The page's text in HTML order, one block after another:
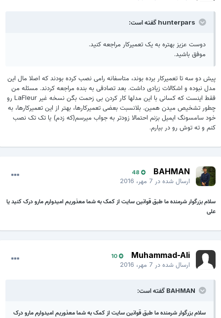
hunterpars گفته است:
دوست عزیز بهتره به یک تعمیرکار مراجعه کنید.
موفق باشید.
دو سه تا تعمیرکار برده بوند، متاسفانه رامی نصب کرده بودند که اصلا مال این
نبوده و اشکالات زیادی داشت. بعد تصادفی به بنده مراجعه کردند. مسئله من
فقط اینست که کسانی با این مدلها کار کردن بی زحمت بگن نسخه غیر LaFleur رو
تشخیص میدن همین. بلانسبت بعضی تعمیرکارها، بهتر از این تعمیرکارها، به
سامسونگ ایمیل بزنم احتمالا زودتر به جواب میرسم(که زدم) یا تک تک نصب
و ته توش رو در بیارم.
BAHMAN
ارسال شده در7 مهر، 2016
بزرگوار شرمنده ما طبق قوانین سایت از کمک به شما معذوریم امیدوارم مارو درک کنید یا
Muhammad-Ali
ارسال شده در7 مهر، 2016
BAHMAN گفته است:
سلام بزرگوار شرمنده ما طبق قوانین سایت از کمک به شما معذوریم امیدوارم مارو درک